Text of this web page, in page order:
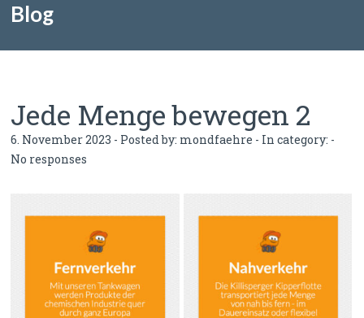
Blog
Jede Menge bewegen 2
6. November 2023 - Posted by: mondfaehre - In category: -
No responses